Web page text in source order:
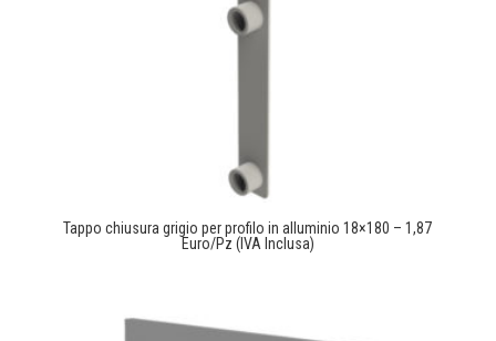
Tappo chiusura grigio per profilo in alluminio 18×180 – 1,87
Euro/Pz (IVA Inclusa)